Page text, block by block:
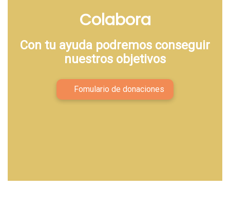
Colabora
Con tu ayuda podremos conseguir
nuestros objetivos
Fomulario de donaciones